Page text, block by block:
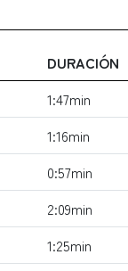
DURACIÓN
1:47min
1:16min
0:57min
2:09min
1:25min